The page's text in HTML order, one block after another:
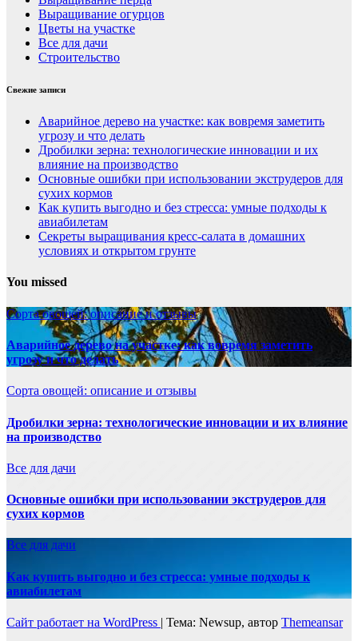
Выращивание огурцов
Цветы на участке
Все для дачи
Строительство
Свежие записи
Аварийное дерево на участке: как вовремя заметить
угрозу и что делать
Дробилки зерна: технологические инновации и их
влияние на производство
Основные ошибки при использовании экструдеров для
сухих кормов
Как купить выгодно и без стресса: умные подходы к
авиабилетам
Секреты выращивания кресс-салата в домашних
условиях и открытом грунте
You missed
Сорта овощей: описание и отзывы
Аварийное дерево на участке: как вовремя заметить
угрозу и что делать
Сорта овощей: описание и отзывы
Дробилки зерна: технологические инновации и их влияние
на производство
Все для дачи
Основные ошибки при использовании экструдеров для
сухих кормов
Все для дачи
Как купить выгодно и без стресса: умные подходы к
авиабилетам
Сайт работает на WordPress | Тема: Newsup, автор Themeansar